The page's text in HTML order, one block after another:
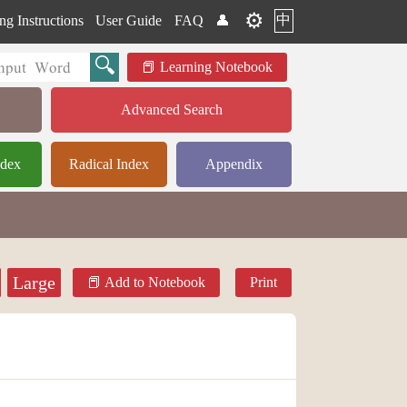
Instructions User Guide FAQ 👤 ⚙️ 中
Learning Notebook
Advanced Search
Radical Index Appendix
Large Add to Notebook Print